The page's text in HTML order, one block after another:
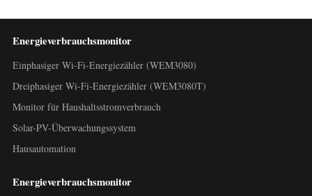
Energieverbrauchsmonitor
Einphasiger Wi-Fi-Energiezähler (WEM3080)
Dreiphasiger Wi-Fi-Energiezähler (WEM3080T)
Monitor für Haushaltsstromverbrauch
Solar-PV-Überwachungssystem
Hausautomation
Energieverbrauchsmonitor